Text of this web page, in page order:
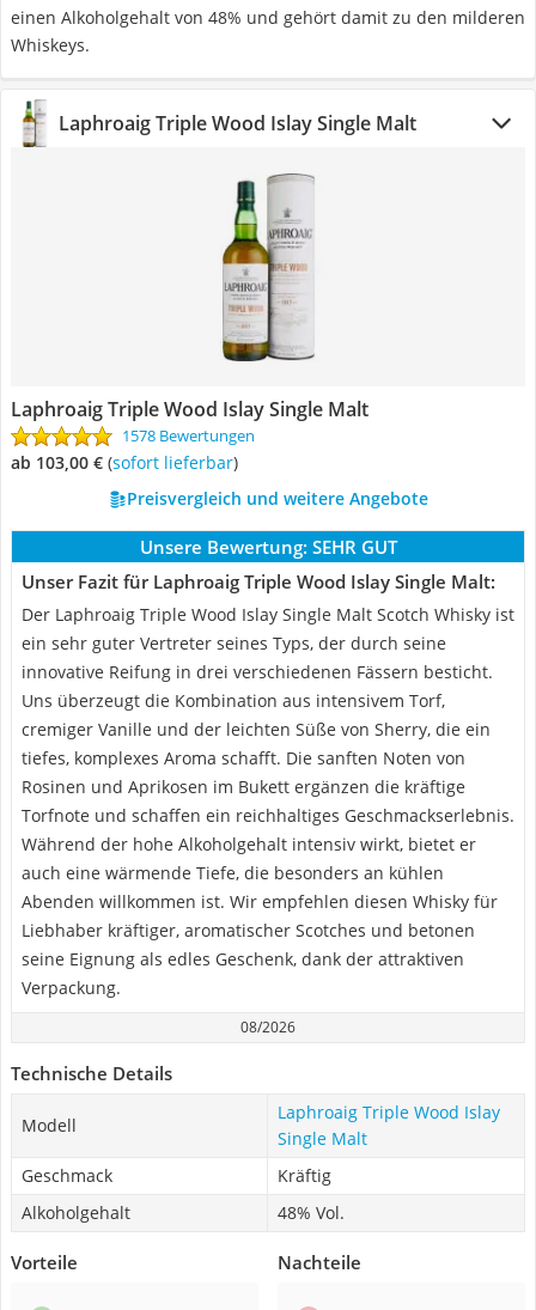
einen Alkoholgehalt von 48% und gehört damit zu den milderen
Whiskeys.
Laphroaig Triple Wood Islay Single Malt
Laphroaig Triple Wood Islay Single Malt
1578 Bewertungen
ab 103,00 € ( Sofort lieferbar)
Preisvergleich und weitere Angebote
Unsere Bewertung: SEHR GUT
Unser Fazit für Laphroaig Triple Wood Islay Single Malt:
Der Laphroaig Triple Wood Islay Single Malt Scotch Whisky ist
ein sehr guter Vertreter seines Typs, der durch seine
innovative Reifung in drei verschiedenen Fässern besticht.
Uns überzeugt die Kombination aus intensivem Torf,
cremiger Vanille und der leichten Süße von Sherry, die ein
tiefes, komplexes Aroma schafft. Die sanften Noten von
Rosinen und Aprikosen im Bukett ergänzen die kräftige
Torfnote und schaffen ein reichhaltiges Geschmackserlebnis.
Während der hohe Alkoholgehalt intensiv wirkt, bietet er
auch eine wärmende Tiefe, die besonders an kühlen
Abenden willkommen ist. Wir empfehlen diesen Whisky für
Liebhaber kräftiger, aromatischer Scotches und betonen
seine Eignung als edles Geschenk, dank der attraktiven
Verpackung.
08/2026
Technische Details
Modell
Laphroaig Triple Wood Islay
Single Malt
Geschmack
Kräftig
Alkoholgehalt
48% Vol.
Vorteile Nachteile